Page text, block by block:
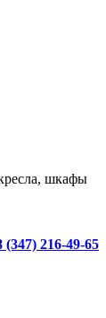
шкафы
(347) 216-49-65